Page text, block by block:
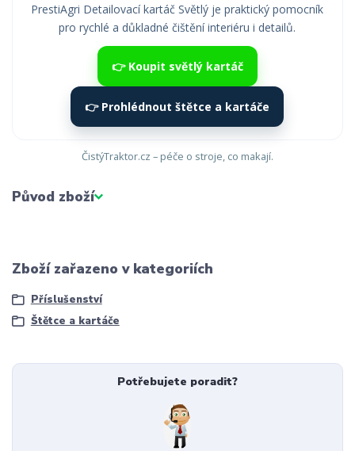
PrestiAgri Detailovací kartáč Světlý je praktický pomocník
pro rychlé a důkladné čištění interiéru i detailů.
👉 Koupit světlý kartáč
👉 Prohlédnout štětce a kartáče
ČistýTraktor.cz – péče o stroje, co makají.
Původ zboží
Zboží zařazeno v kategoriích
Příslušenství
Štětce a kartáče
Potřebujete poradit?